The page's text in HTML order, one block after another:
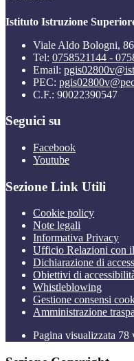
Istituto Istruzione
Viale Aldo Bologni,
Tel: 0758521144 -
Email:
PEC:
C.F.: 90022390547
Seguici su
Facebook
Youtube
Sezione Link Utili
Cookie policy
Note legali
Informativa Privacy
Ufficio Relazioni con
Dichiarazione di
Obiettivi di
Whistleblowing
Gestione consensi
Amministrazione
Pagina visualizzata 78